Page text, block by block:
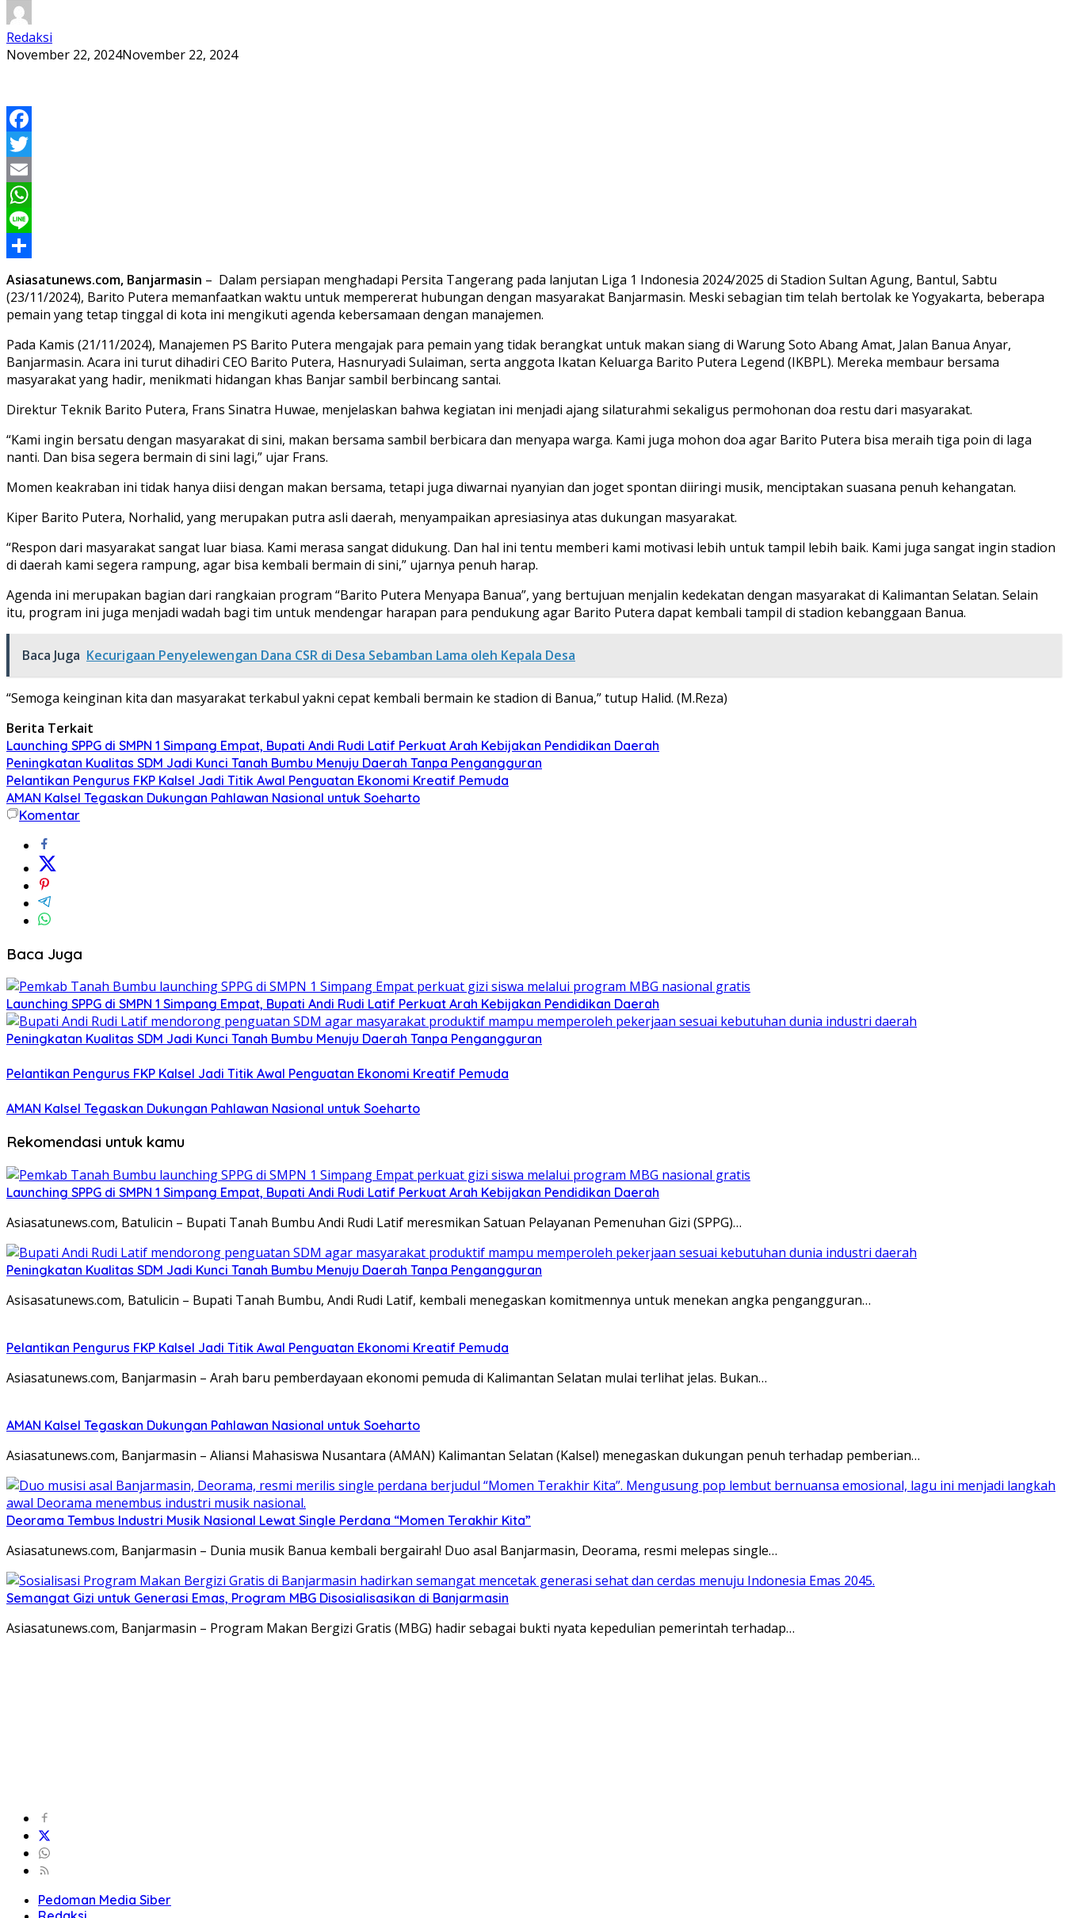
Redaksi
November 22, 2024November 22, 2024
Facebook
Twitter
Email
WhatsApp
Line
Share
Asiasatunews.com, Banjarmasin – Dalam persiapan menghadapi Persita Tangerang pada lanjutan Liga 1 Indonesia 2024/2025 di Stadion Sultan Agung, Bantul, Sabtu
(23/11/2024), Barito Putera memanfaatkan waktu untuk mempererat hubungan dengan masyarakat Banjarmasin. Meski sebagian tim telah bertolak ke Yogyakarta, beberapa
pemain yang tetap tinggal di kota ini mengikuti agenda kebersamaan dengan manajemen.
Pada Kamis (21/11/2024), Manajemen PS Barito Putera mengajak para pemain yang tidak berangkat untuk makan siang di Warung Soto Abang Amat, Jalan Banua Anyar,
Banjarmasin. Acara ini turut dihadiri CEO Barito Putera, Hasnuryadi Sulaiman, serta anggota Ikatan Keluarga Barito Putera Legend (IKBPL). Mereka membaur bersama
masyarakat yang hadir, menikmati hidangan khas Banjar sambil berbincang santai.
Direktur Teknik Barito Putera, Frans Sinatra Huwae, menjelaskan bahwa kegiatan ini menjadi ajang silaturahmi sekaligus permohonan doa restu dari masyarakat.
“Kami ingin bersatu dengan masyarakat di sini, makan bersama sambil berbicara dan menyapa warga. Kami juga mohon doa agar Barito Putera bisa meraih tiga poin di laga
nanti. Dan bisa segera bermain di sini lagi,” ujar Frans.
Momen keakraban ini tidak hanya diisi dengan makan bersama, tetapi juga diwarnai nyanyian dan joget spontan diiringi musik, menciptakan suasana penuh kehangatan.
Kiper Barito Putera, Norhalid, yang merupakan putra asli daerah, menyampaikan apresiasinya atas dukungan masyarakat.
“Respon dari masyarakat sangat luar biasa. Kami merasa sangat didukung. Dan hal ini tentu memberi kami motivasi lebih untuk tampil lebih baik. Kami juga sangat ingin stadion
di daerah kami segera rampung, agar bisa kembali bermain di sini,” ujarnya penuh harap.
Agenda ini merupakan bagian dari rangkaian program “Barito Putera Menyapa Banua”, yang bertujuan menjalin kedekatan dengan masyarakat di Kalimantan Selatan. Selain
itu, program ini juga menjadi wadah bagi tim untuk mendengar harapan para pendukung agar Barito Putera dapat kembali tampil di stadion kebanggaan Banua.
Baca Juga Kecurigaan Penyelewengan Dana CSR di Desa Sebamban Lama oleh Kepala Desa
“Semoga keinginan kita dan masyarakat terkabul yakni cepat kembali bermain ke stadion di Banua,” tutup Halid. (M.Reza)
Berita Terkait
Launching SPPG di SMPN 1 Simpang Empat, Bupati Andi Rudi Latif Perkuat Arah Kebijakan Pendidikan Daerah
Peningkatan Kualitas SDM Jadi Kunci Tanah Bumbu Menuju Daerah Tanpa Pengangguran
Pelantikan Pengurus FKP Kalsel Jadi Titik Awal Penguatan Ekonomi Kreatif Pemuda
AMAN Kalsel Tegaskan Dukungan Pahlawan Nasional untuk Soeharto
Komentar
Baca Juga
Launching SPPG di SMPN 1 Simpang Empat, Bupati Andi Rudi Latif Perkuat Arah Kebijakan Pendidikan Daerah
Peningkatan Kualitas SDM Jadi Kunci Tanah Bumbu Menuju Daerah Tanpa Pengangguran
Pelantikan Pengurus FKP Kalsel Jadi Titik Awal Penguatan Ekonomi Kreatif Pemuda
AMAN Kalsel Tegaskan Dukungan Pahlawan Nasional untuk Soeharto
Rekomendasi untuk kamu
Launching SPPG di SMPN 1 Simpang Empat, Bupati Andi Rudi Latif Perkuat Arah Kebijakan Pendidikan Daerah
Asiasatunews.com, Batulicin – Bupati Tanah Bumbu Andi Rudi Latif meresmikan Satuan Pelayanan Pemenuhan Gizi (SPPG)…
Peningkatan Kualitas SDM Jadi Kunci Tanah Bumbu Menuju Daerah Tanpa Pengangguran
Asisasatunews.com, Batulicin – Bupati Tanah Bumbu, Andi Rudi Latif, kembali menegaskan komitmennya untuk menekan angka pengangguran…
Pelantikan Pengurus FKP Kalsel Jadi Titik Awal Penguatan Ekonomi Kreatif Pemuda
Asiasatunews.com, Banjarmasin – Arah baru pemberdayaan ekonomi pemuda di Kalimantan Selatan mulai terlihat jelas. Bukan…
AMAN Kalsel Tegaskan Dukungan Pahlawan Nasional untuk Soeharto
Asiasatunews.com, Banjarmasin – Aliansi Mahasiswa Nusantara (AMAN) Kalimantan Selatan (Kalsel) menegaskan dukungan penuh terhadap pemberian…
Deorama Tembus Industri Musik Nasional Lewat Single Perdana “Momen Terakhir Kita”
Asiasatunews.com, Banjarmasin – Dunia musik Banua kembali bergairah! Duo asal Banjarmasin, Deorama, resmi melepas single…
Semangat Gizi untuk Generasi Emas, Program MBG Disosialisasikan di Banjarmasin
Asiasatunews.com, Banjarmasin – Program Makan Bergizi Gratis (MBG) hadir sebagai bukti nyata kepedulian pemerintah terhadap…
Pedoman Media Siber